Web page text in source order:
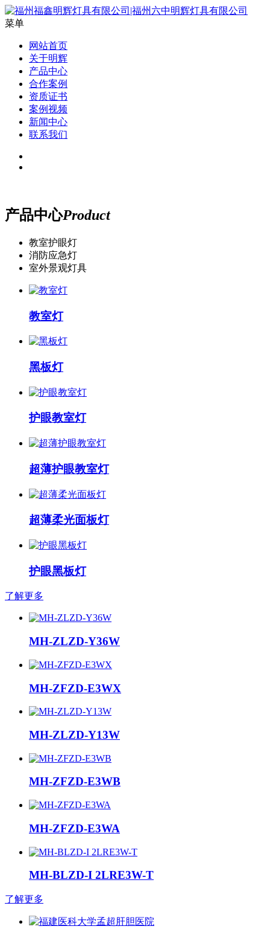
菜单
网站首页
关于明辉
产品中心
合作案例
资质证书
案例视频
新闻中心
联系我们
产品中心Product
教室护眼灯
消防应急灯
室外景观灯具
教室灯
黑板灯
护眼教室灯
超薄护眼教室灯
超薄柔光面板灯
护眼黑板灯
了解更多
MH-ZLZD-Y36W
MH-ZFZD-E3WX
MH-ZLZD-Y13W
MH-ZFZD-E3WB
MH-ZFZD-E3WA
MH-BLZD-I 2LRE3W-T
了解更多